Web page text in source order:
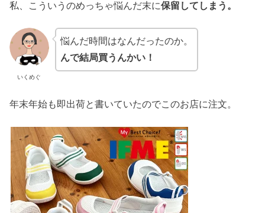
私、こういうのめっちゃ悩んだ末に保留してしまう。
いくめぐ
悩んだ時間はなんだったのか。
んで結局買うんかい！
年末年始も即出荷と書いていたのでこのお店に注文。